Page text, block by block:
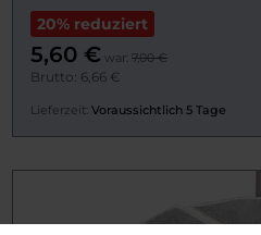
20% reduziert
5,60 € war: 7,00 €
Brutto: 6,66 €
Lieferzeit: Voraussichtlich 5 Tage